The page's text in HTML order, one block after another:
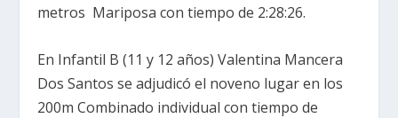
metros Mariposa con tiempo de 2:28:26.
En Infantil B (11 y 12 años) Valentina Mancera
Dos Santos se adjudicó el noveno lugar en los
200m Combinado individual con tiempo de